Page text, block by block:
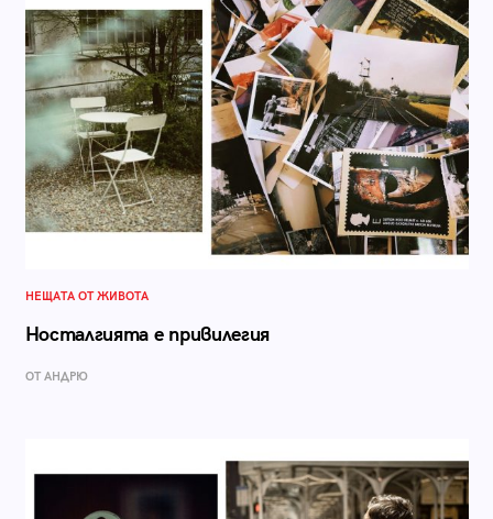
НЕЩАТА ОТ ЖИВОТА
Носталгията е привилегия
ОТ АНДРЮ